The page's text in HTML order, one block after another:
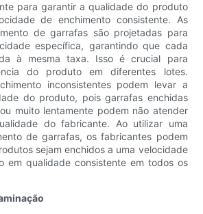
para garantir a qualidade do produto
de enchimento consistente. As
de garrafas são projetadas para
específica, garantindo que cada
à mesma taxa. Isso é crucial para
do produto em diferentes lotes.
inconsistentes podem levar a
do produto, pois garrafas enchidas
muito lentamente podem não atender
do fabricante. Ao utilizar uma
de garrafas, os fabricantes podem
sejam enchidos a uma velocidade
em qualidade consistente em todos os